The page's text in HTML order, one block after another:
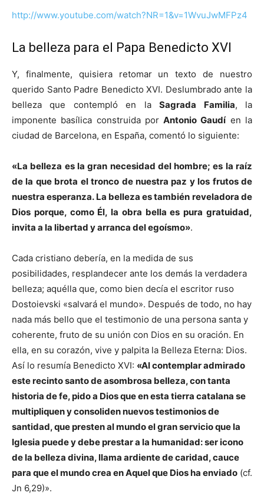
http://www.youtube.com/watch?NR=1&v=1WvuJwMFPz4
La belleza para el Papa Benedicto XVI
Y, finalmente, quisiera retomar un texto de nuestro
querido Santo Padre Benedicto XVI. Deslumbrado ante la
belleza que contempló en laSagrada Familia, la
imponente basílica construida porAntonio Gaudíen la
ciudad de Barcelona, en España, comentó lo siguiente:
«La belleza es la gran necesidad del hombre; es la raíz
de la que brota el tronco de nuestra paz y los frutos de
nuestra esperanza. La belleza es también reveladora de
Dios porque, como Él, la obra bella es pura gratuidad,
invita a la libertad y arranca del egoísmo».
Cada cristiano debería, en la medida de sus
posibilidades, resplandecer ante los demás la verdadera
belleza; aquélla que, como bien decía el escritor ruso
Dostoievski «salvará el mundo». Después de todo, no hay
nada más bello que el testimonio de una persona santa y
coherente, fruto de su unión con Dios en su oración. En
ella, en su corazón, vive y palpita la Belleza Eterna: Dios.
Así lo resumía Benedicto XVI: «Al contemplar admirado
este recinto santo de asombrosa belleza, con tanta
historia de fe, pido a Dios que en esta tierra catalana se
multipliquen y consoliden nuevos testimonios de
santidad, que presten al mundo el gran servicio que la
Iglesia puede y debe prestar a la humanidad: ser icono
de la belleza divina, llama ardiente de caridad, cauce
para que el mundo crea en Aquel que Dios ha enviado (cf.
Jn 6,29)».